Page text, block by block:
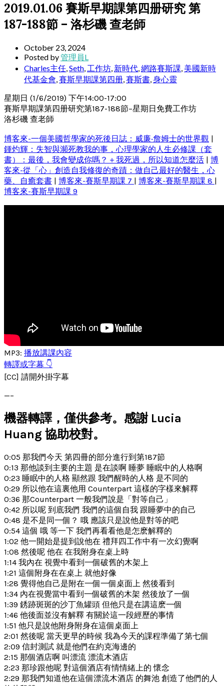
2019.01.06 賽斯早期課第四册研究 第
187-188節 – 洛杉磯 查老師
October 23, 2024
Posted by管理員L
Charles主任,Seth, 工作坊, 新時代,網路賽斯課, 美國新時
代基金會,賽斯早期課第四册,賽斯書,身心靈
星期日 (1/6/2019) 下午14:00-17:00
賽斯早期課第四册研究第187-188節–星期日免費工作坊
洛杉磯 查老師
博客來-一個美國哲學家的死後日誌：威廉‧詹姆士的世界觀
鍾灼輝：失智與瀕死教我的事，心理學家的人生必修課（套
書）：最後，我會變成你嗎？＋我死過，所以知道怎麼活
博
客來-從「心」創造自我修復的奇蹟：做自己最好的醫生，心
藥、自癒套書
博客來-賽斯早期課 7 博客來-賽斯早期課 8
博客來-賽斯早期課 9
MP3: 播放講課內容
轉譯或字幕 👇
[CC] 請開外掛字幕
—–
機器轉譯，僅供參考。感謝 Lucia
Huang 協助校對。
0:05 那我們今天 第四冊的部分進行到第187節
0:13 那他談到主要的主題 是在談啊 睡夢 睡眠中的人格啊
0:23 睡眠中的人格 顯然跟 我們醒時的人格 是不同的
0:29 所以他在這裏他用 Counterpart 這樣的字樣來解釋
0:36 那Counterpart 一般我們說是「對等自己」
0:42 所以呢 到底我們 我們的這個自我 跟睡夢中的自己
0:48 是不是同一個？ 哦 應該只是說他是對等的吧
0:54 這個 哦 等一下 我們再看看他是怎麽解釋的
1:02 他一開始是提到說他在 禮拜四工作中有一次幻覺啊
1:08 然後呢 他在 在我附身在桌上時
1:14 我內在 視覺中看到一個破舊的木架上
1:21 這個附身在在桌上 就他好像
1:28 覺得他自己是附在一個一個桌面上 然後看到
1:34 內在視覺當中看到一個破舊的木架 然後放了一個
1:39 銹跡斑斑的沙丁魚罐頭 但他只是在講這麽一個
1:46 他後面並沒有解釋 有關於這一段經歷的事情
1:51 他只是說他附身附身在這個桌面上
2:01 然後呢 當天更早的時候 我為今天的課程準備了第七個
2:09 信封測試 就是他們在約克海邊的
2:15 那個酒店啊 叫漂流 漂流木酒店
2:23 那珍跟他呢 對這個酒店有情情緒上的 懷念
2:29 那我們知道他在這個漂流木酒店 的舞池 創造了他們的人